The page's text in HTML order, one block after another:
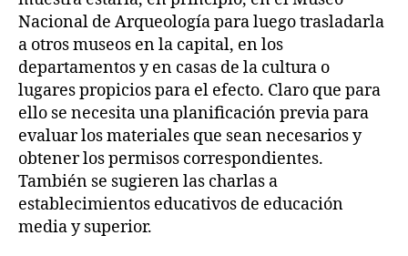
Nacional de Arqueología para luego trasladarla
a otros museos en la capital, en los
departamentos y en casas de la cultura o
lugares propicios para el efecto. Claro que para
ello se necesita una planificación previa para
evaluar los materiales que sean necesarios y
obtener los permisos correspondientes.
También se sugieren las charlas a
establecimientos educativos de educación
media y superior.